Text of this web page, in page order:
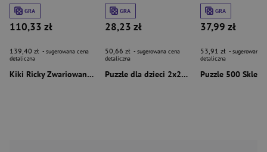
GRA
110,33 zł
139,40 zł - sugerowana cena
detaliczna
Kiki Ricky Zwariowana gra z latającymi jajkami
GRA
28,23 zł
50,66 zł - sugerowana cena
detaliczna
Puzzle dla dzieci 2x24 Pokemon
GRA
37,99 zł
53,91 zł - sugerowana
detaliczna